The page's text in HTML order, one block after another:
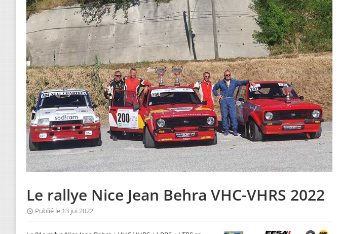
Le rallye Nice Jean Behra VHC-VHRS 2022
Publié le 13 jui 2022